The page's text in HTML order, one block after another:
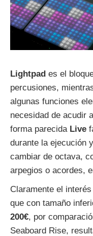
Lightpad es el
percusiones,
algunas funciones
necesidad de acudir
forma parecida Live
durante la ejecución
cambiar de octava,
arpegios o acordes,
Claramente el
que con tamaño
200€, por
Seaboard Rise,